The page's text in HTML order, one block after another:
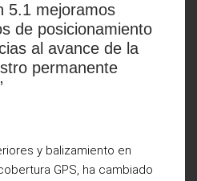
5.1 mejoramos
de posicionamiento
al avance de la
permanente
y balizamiento en
GPS, ha cambiado